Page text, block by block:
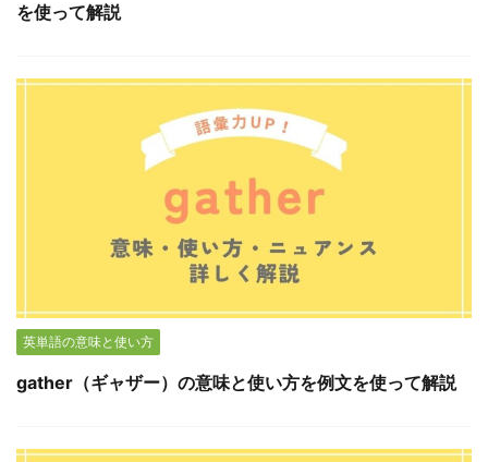
を使って解説
英単語の意味と使い方
gather（ギャザー）の意味と使い方を例文を使って解説